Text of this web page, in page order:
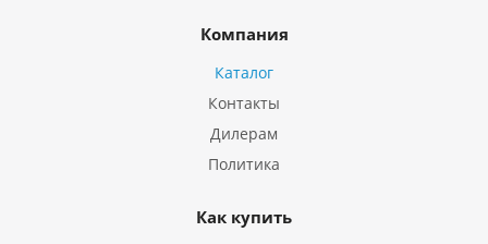
Компания
Каталог
Контакты
Дилерам
Политика
Как купить